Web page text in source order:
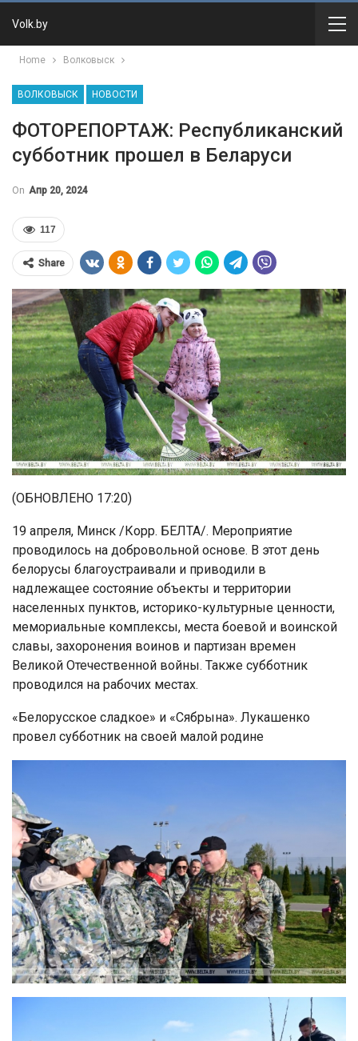
Volk.by
Home Волковыск
ВОЛКОВЫСК НОВОСТИ
ФОТОРЕПОРТАЖ: Республиканский
субботник прошел в Беларуси
On Апр 20, 2024
117
Share
(ОБНОВЛЕНО 17:20)
19 апреля, Минск /Корр. БЕЛТА/. Мероприятие
проводилось на добровольной основе. В этот день
белорусы благоустраивали и приводили в
надлежащее состояние объекты и территории
населенных пунктов, историко-культурные ценности,
мемориальные комплексы, места боевой и воинской
славы, захоронения воинов и партизан времен
Великой Отечественной войны. Также субботник
проводился на рабочих местах.
«Белорусское сладкое» и «Сябрына». Лукашенко
провел субботник на своей малой родине